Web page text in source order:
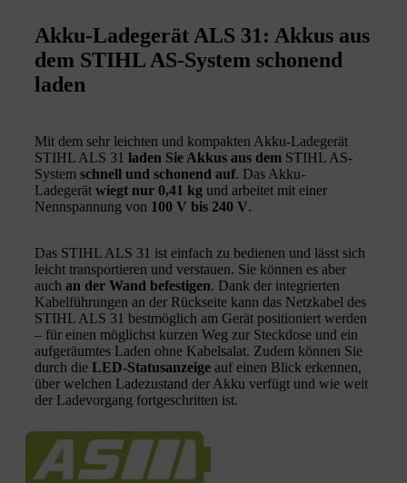
Akku-Ladegerät ALS 31: Akkus aus
dem STIHL AS-System schonend
laden
Mit dem sehr leichten und kompakten Akku-Ladegerät
STIHL ALS 31 laden Sie Akkus aus dem STIHL AS-
System schnell und schonend auf. Das Akku-
Ladegerät wiegt nur 0,41 kg und arbeitet mit einer
Nennspannung von 100 V bis 240 V.
Das STIHL ALS 31 ist einfach zu bedienen und lässt sich
leicht transportieren und verstauen. Sie können es aber
auch an der Wand befestigen. Dank der integrierten
Kabelführungen an der Rückseite kann das Netzkabel des
STIHL ALS 31 bestmöglich am Gerät positioniert werden
– für einen möglichst kurzen Weg zur Steckdose und ein
aufgeräumtes Laden ohne Kabelsalat. Zudem können Sie
durch die LED-Statusanzeige auf einen Blick erkennen,
über welchen Ladezustand der Akku verfügt und wie weit
der Ladevorgang fortgeschritten ist.